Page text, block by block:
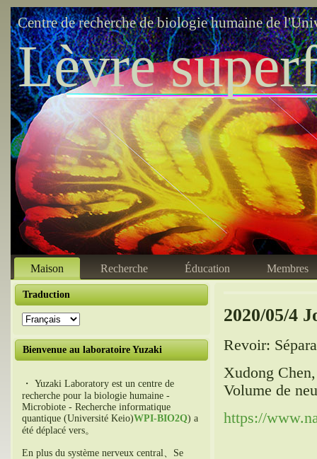
Centre de recherche de biologie humaine de
Lèvre
Maison Recherche Éducation Membres
Traduction
Bienvenue au laboratoire Yuzaki
・ Yuzaki Laboratory est un centre de
recherche pour la biologie humaine -
Microbiote - Recherche informatique
quantique (Université Keio)WPI-BIO2Q) a
été déplacé vers。
En plus du système nerveux central、Se
2020/05/4
Revoir:
Xudong
Volume de
https://